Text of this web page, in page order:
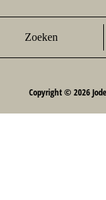
Zoeken
Copyright © 2026